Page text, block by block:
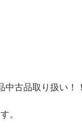
中古品取り扱い！
。